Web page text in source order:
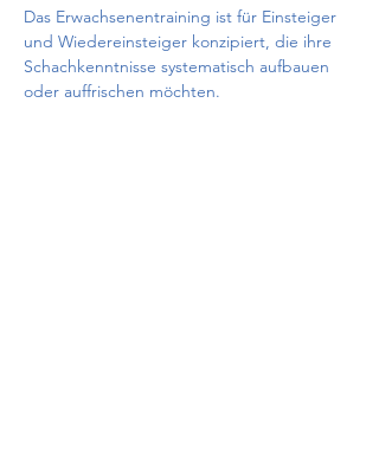
Das Erwachsenentraining ist für Einsteiger
und Wiedereinsteiger konzipiert, die ihre
Schachkenntnisse systematisch aufbauen
oder auffrischen möchten.